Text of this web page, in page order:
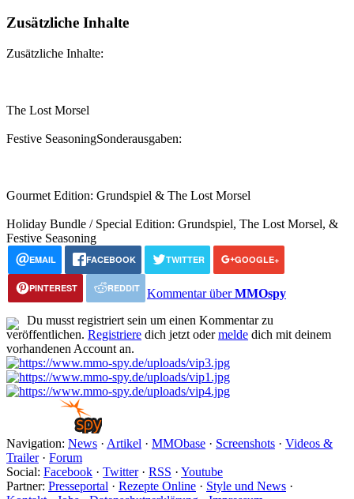
Zusätzliche Inhalte
Zusätzliche Inhalte:
The Lost Morsel
Festive SeasoningSonderausgaben:
Gourmet Edition: Grundspiel & The Lost Morsel
Holiday Bundle / Special Edition: Grundspiel, The Lost Morsel, &
Festive Seasoning
EMAIL FACEBOOK TWITTER GOOGLE+
PINTEREST REDDIT Kommentar überMMOspy
Du musst registriert sein um einen Kommentar zu
veröffentlichen. Registriere dich jetzt odermelde dich mit deinem
vorhandenen Account an.
Navigation: News · Artikel · MMObase · Screenshots · Videos &
Trailer· Forum
Social: Facebook · Twitter· RSS · Youtube
Partner: Presseportal · Rezepte Online · Style und News ·